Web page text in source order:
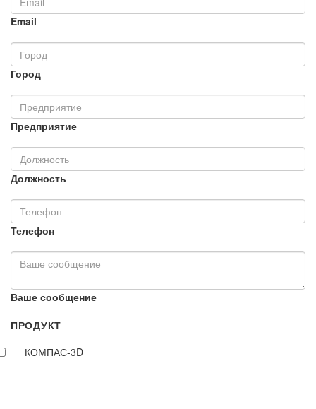
Email
Город
Предприятие
Должность
Телефон
Ваше сообщение
ПРОДУКТ
КОМПАС-3D